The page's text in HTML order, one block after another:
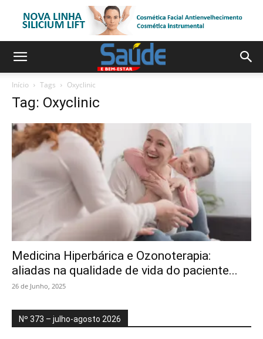
Início Tags Oxyclinic
Tag: Oxyclinic
Medicina Hiperbárica e Ozonoterapia:
aliadas na qualidade de vida do paciente...
26 de Junho, 2025
Nº 373 – julho-agosto 2026